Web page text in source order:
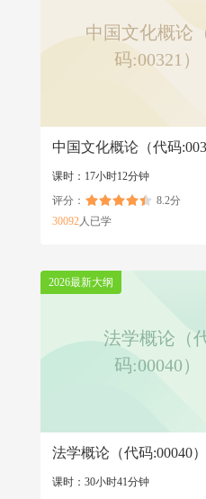
中国文化概论
码:00321）
中国文化概论（代码
课时：17小时12分钟
评分：
8.2分
30092人已学
2026最新大纲
法学概论（
码:00040）
法学概论（代码:00040）
课时：30小时41分钟